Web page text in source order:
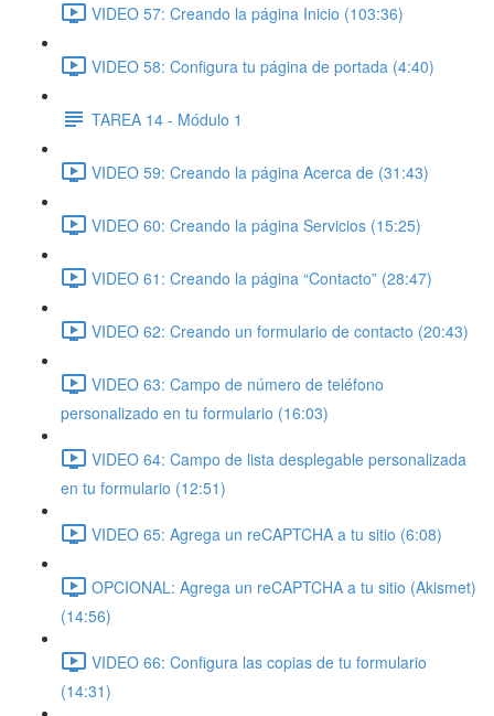
VIDEO 57: Creando la página Inicio (103:36)
VIDEO 58: Configura tu página de portada (4:40)
TAREA 14 - Módulo 1
VIDEO 59: Creando la página Acerca de (31:43)
VIDEO 60: Creando la página Servicios (15:25)
VIDEO 61: Creando la página “Contacto” (28:47)
VIDEO 62: Creando un formulario de contacto (20:43)
VIDEO 63: Campo de número de teléfono
personalizado en tu formulario (16:03)
VIDEO 64: Campo de lista desplegable personalizada
en tu formulario (12:51)
VIDEO 65: Agrega un reCAPTCHA a tu sitio (6:08)
OPCIONAL: Agrega un reCAPTCHA a tu sitio (Akismet)
(14:56)
VIDEO 66: Configura las copias de tu formulario
(14:31)